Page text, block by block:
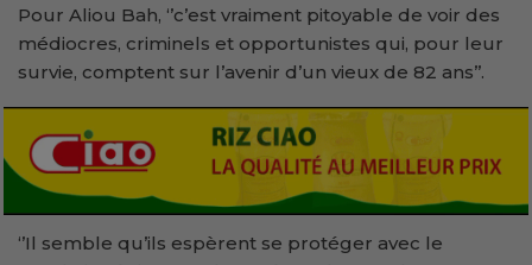
Pour Aliou Bah, ‘’c’est vraiment pitoyable de voir des
médiocres, criminels et opportunistes qui, pour leur
survie, comptent sur l’avenir d’un vieux de 82 ans’’.
‘’Il semble qu’ils espèrent se protéger avec le